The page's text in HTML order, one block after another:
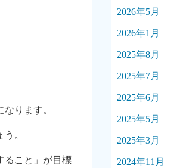
ります。
。
ること」が目標
2026年5月
2026年1月
2025年8月
2025年7月
2025年6月
2025年5月
2025年3月
2024年11月